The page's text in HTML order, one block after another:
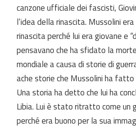
canzone ufficiale dei fascisti,
l’idea della rinascita. Mussolini
rinascita perché lui era giovane e
pensavano che ha sfidato la
mondiale a causa di storie di
ache storie che Mussolini ha fatto
Una storia ha detto che lui ha
Libia. Lui è stato ritratto come un
perché era buono per la sua